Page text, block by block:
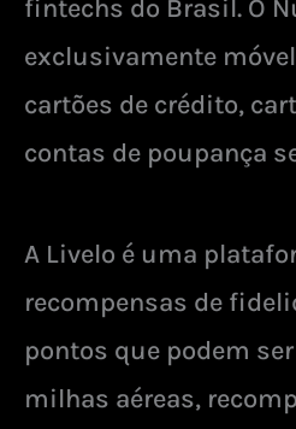
fintechs do Brasil. O
exclusivamente
cartões de crédito,
contas de poupança
A Livelo é uma
recompensas de
pontos que podem
milhas aéreas,